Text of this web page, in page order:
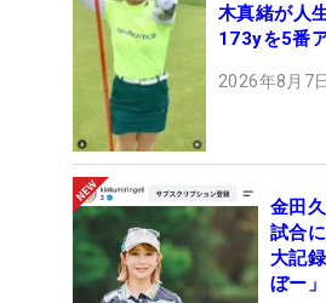
木真緒が人
173yを5番
2026年8月7
金田
試合
大記
ぼー」